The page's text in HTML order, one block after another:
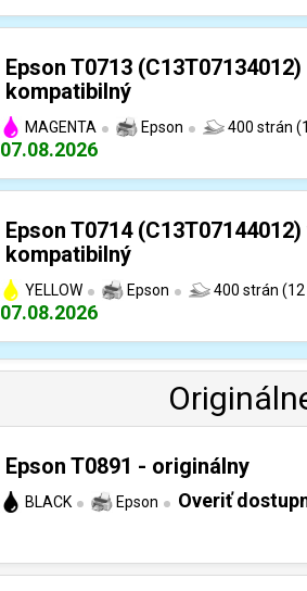
Epson T0713
kompatibilný
MAGENTA Epson 400 strán
07.08.2026
Epson T0714
kompatibilný
YELLOW Epson 400 strán
07.08.2026
Epson T0891 - originálny
BLACK Epson Overiť